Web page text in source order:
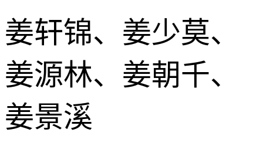
姜轩锦、姜少莫、
姜源林、姜朝千、
姜景溪